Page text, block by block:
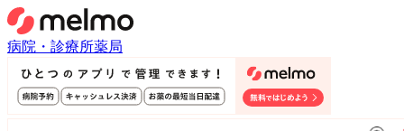
病院・診療所薬局